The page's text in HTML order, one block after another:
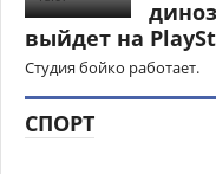
выйдет на
Студия бойко работает.
СПОРТ